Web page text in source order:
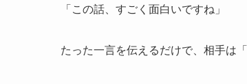
「この話、すごく面白いですね」
たった一言を伝えるだけで、相手は